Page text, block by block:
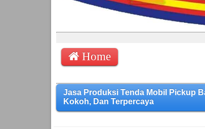
Home
Jasa Produksi Tenda Mobil Pickup
Kokoh, Dan Terpercaya